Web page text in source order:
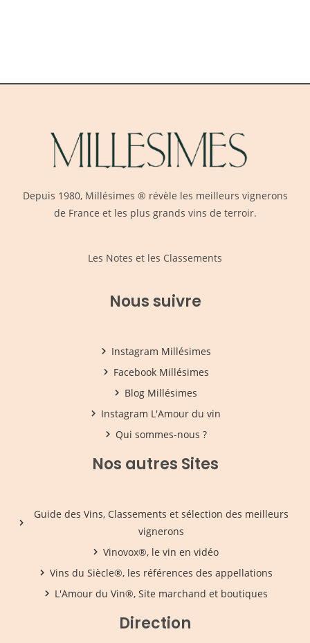
Depuis 1980, Millésimes ® révèle les meilleurs vignerons
de France et les plus grands vins de terroir.
Les Notes et les Classements
Nous suivre
Instagram Millésimes
Facebook Millésimes
Blog Millésimes
Instagram L'Amour du vin
Qui sommes-nous ?
Nos autres Sites
Guide des Vins, Classements et sélection des meilleurs
vignerons
Vinovox®, le vin en vidéo
Vins du Siècle®, les références des appellations
L'Amour du Vin®, Site marchand et boutiques
Direction